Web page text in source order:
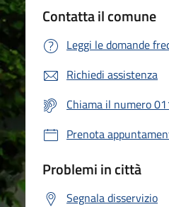
Contatta il comune
Leggi le domande
Richiedi assistenza
Chiama il numero
Prenota
Problemi in città
Segnala disservizio